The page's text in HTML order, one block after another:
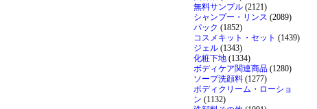
無料サンプル (2121)
シャンプー・リンス (2089)
パック (1852)
コスメキット・セット (1439)
ジェル (1343)
化粧下地 (1334)
ボディケア関連商品 (1280)
ソープ洗顔料 (1277)
ボディクリーム・ローショ
ン (1132)